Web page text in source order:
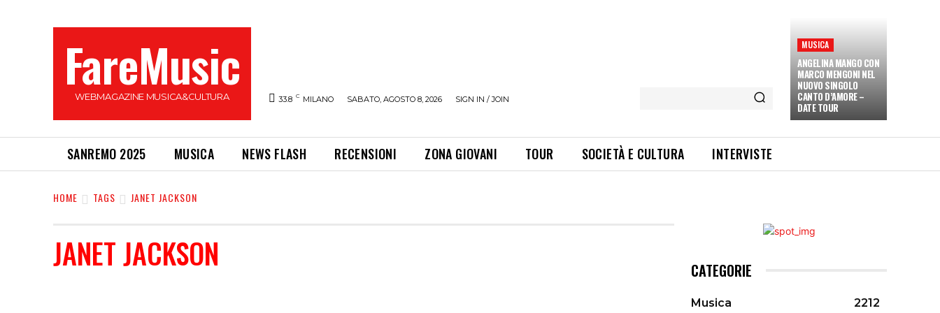
FareMusic
WEBMAGAZINE MUSICA&CULTURA 33.8 C MILANO SABATO, AGOSTO 8, 2026 SIGN IN / JOIN
MUSICA
ANGELINA MANGO CON
MARCO MENGONI NEL
NUOVO SINGOLO
CANTO D’AMORE –
DATE TOUR
SANREMO 2025 MUSICA NEWS FLASH RECENSIONI ZONA GIOVANI TOUR SOCIETÀ E CULTURA INTERVISTE
HOME TAGS JANET JACKSON
JANET JACKSON CATEGORIE
Musica
2212